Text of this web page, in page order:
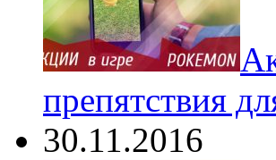
препятствия
30.11.2016